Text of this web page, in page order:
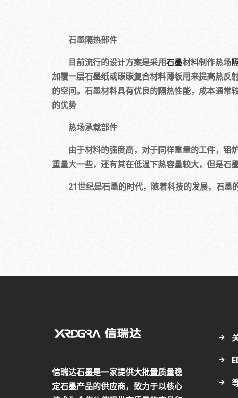
石墨隔热部件
目前流行的设计方案是采用石墨材料制作热场
加覆一层石墨纸或碳碳复合材料薄板用来提高热反
的空间。石墨材料具有优良的隔热性能，成本通常
的优势
热场承载部件
由于材料的强度高，对于同样重量的工件，钼炉
重量大一些，还有其在低温下热容量较大，但是石
21世纪是石墨的时代，随着科技的发展，石墨
信瑞达石墨是一家提供大批量质量稳
定石墨产品的供应商，致力于以核心